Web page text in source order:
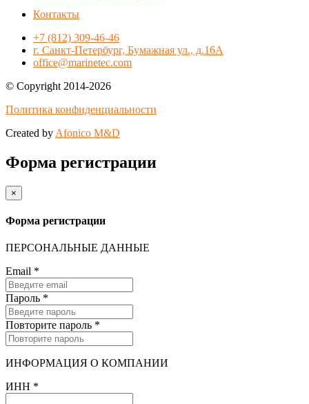
Контакты
+7 (812) 309-46-46
г. Санкт-Петербург, Бумажная ул., д.16А
office@marinetec.com
© Copyright 2014-2026
Политика конфиденциальности
Created by Afonico M&D
Форма регистрации
×
Форма регистрации
ПЕРСОНАЛЬНЫЕ ДАННЫЕ
Email *
Пароль *
Повторите пароль *
ИНФОРМАЦИЯ О КОМПАНИИ
ИНН *